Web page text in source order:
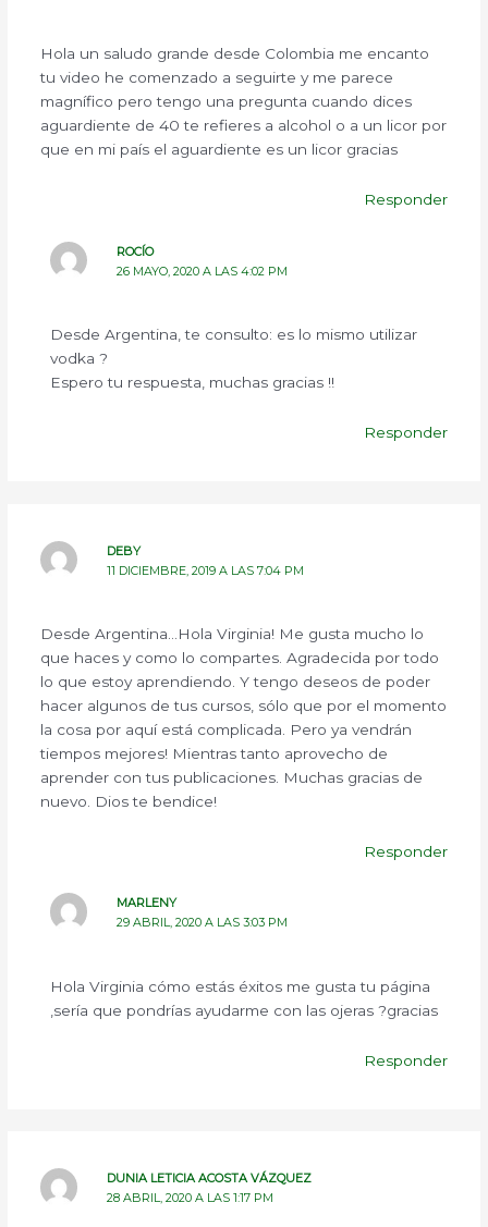
Hola un saludo grande desde Colombia me encanto
tu video he comenzado a seguirte y me parece
magnífico pero tengo una pregunta cuando dices
aguardiente de 40 te refieres a alcohol o a un licor por
que en mi país el aguardiente es un licor gracias
Responder
ROCÍO
26 MAYO, 2020 A LAS 4:02 PM
Desde Argentina, te consulto: es lo mismo utilizar
vodka ?
Espero tu respuesta, muchas gracias !!
Responder
DEBY
11 DICIEMBRE, 2019 A LAS 7:04 PM
Desde Argentina…Hola Virginia! Me gusta mucho lo
que haces y como lo compartes. Agradecida por todo
lo que estoy aprendiendo. Y tengo deseos de poder
hacer algunos de tus cursos, sólo que por el momento
la cosa por aquí está complicada. Pero ya vendrán
tiempos mejores! Mientras tanto aprovecho de
aprender con tus publicaciones. Muchas gracias de
nuevo. Dios te bendice!
Responder
MARLENY
29 ABRIL, 2020 A LAS 3:03 PM
Hola Virginia cómo estás éxitos me gusta tu página
,sería que pondrías ayudarme con las ojeras ?gracias
Responder
DUNIA LETICIA ACOSTA VÁZQUEZ
28 ABRIL, 2020 A LAS 1:17 PM